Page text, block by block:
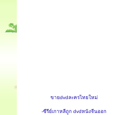
ขายdvdละครไทยใหม่
-ซีรีย์เกาหลีถูก dvdหนังจีนออก